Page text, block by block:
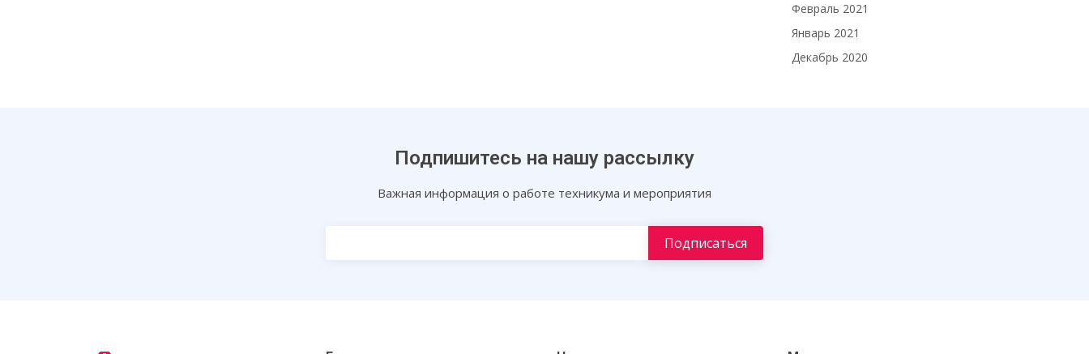
Февраль 2021
Январь 2021
Декабрь 2020
Подпишитесь на нашу рассылку
Важная информация о работе техникума и мероприятия